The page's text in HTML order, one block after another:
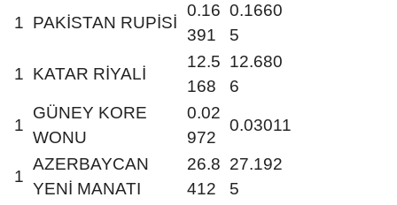
1 PAKİSTAN RUPİSİ
0.16
391
0.1660
5
1 KATAR RİYALİ
12.5
168
12.680
6
1
GÜNEY KORE
WONU
0.02
972
0.03011
1
AZERBAYCAN
YENİ MANATI
26.8
412
27.192
5